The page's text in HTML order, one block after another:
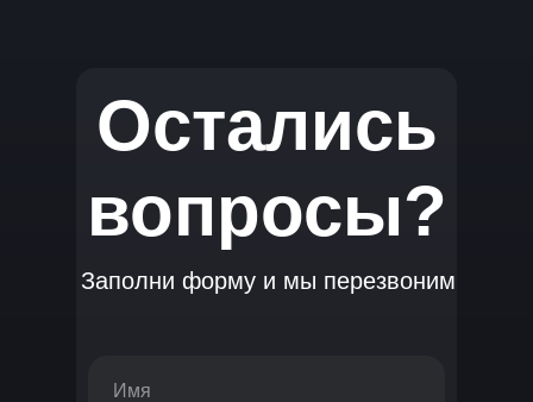
Остались
вопросы?
Заполни форму и мы перезвоним